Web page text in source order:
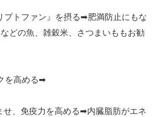
プトファン』を摂る➡︎肥満防止にもな
どの魚、雑穀米、さつまいももお勧
を高める➡︎
せ、免疫力を高める➡︎内臓脂肪がエネ